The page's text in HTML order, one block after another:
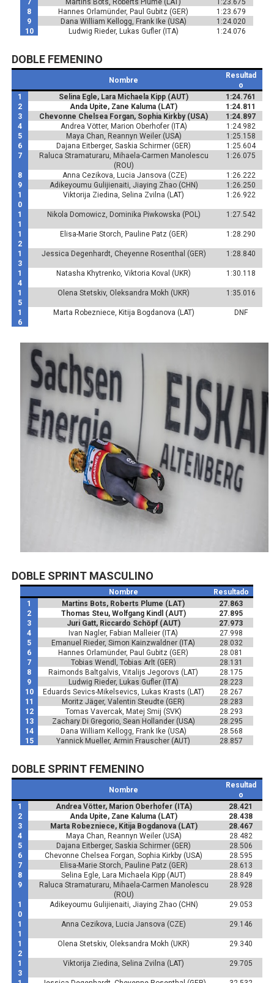
7 Martins Bots, Roberts Plume (LAT)
1:23.675
8
Hannes Orlamünder, Paul Gubitz (GER)
1:23.679
9
Dana William Kellogg, Frank Ike (USA)
1:24.020
10
Ludwig Rieder, Lukas Gufler (ITA) 1:24.076
DOBLE FEMENINO
Nombre
Resultad
o
1
Selina Egle, Lara Michaela Kipp (AUT)
1:24.761
2
Anda Upite, Zane Kaluma (LAT)
1:24.811
3
Chevonne Chelsea Forgan, Sophia Kirkby (USA)
1:24.897
4
Andrea Vötter, Marion Oberhofer (ITA)
1:24.982
5
Maya Chan, Reannyn Weiler (USA)
1:25.158
6
Dajana Eitberger, Saskia Schirmer (GER)
1:25.604
7
Raluca Stramaturaru, Mihaela-Carmen Manolescu
(ROU)
1:26.075
8 Anna Cezikova, Lucia Jansova (CZE)
1:26.222
9
Adikeyoumu Gulijienaiti, Jiaying Zhao (CHN)
1:26.250
1
0
Viktorija Ziedina, Selina Zvilna (LAT) 1:26.922
1
1
Nikola Domowicz, Dominika Piwkowska (POL) 1:27.542
1
2
Elisa-Marie Storch, Pauline Patz (GER) 1:28.290
1
3
Jessica Degenhardt, Cheyenne Rosenthal (GER) 1:28.840
1
4
Natasha Khytrenko, Viktoria Koval (UKR) 1:30.118
1
5
Olena Stetskiv, Oleksandra Mokh (UKR) 1:35.016
1
6
Marta Robezniece, Kitija Bogdanova (LAT) DNF
DOBLE SPRINT MASCULINO
Nombre
Resultado
1
Martins Bots, Roberts Plume (LAT)
27.863
2
Thomas Steu, Wolfgang Kindl (AUT)
27.895
3
Juri Gatt, Riccardo Schöpf (AUT)
27.973
4
Ivan Nagler, Fabian Malleier (ITA)
27.998
5
Emanuel Rieder, Simon Kainzwaldner (ITA)
28.032
6
Hannes Orlamünder, Paul Gubitz (GER)
28.081
7
Tobias Wendl, Tobias Arlt (GER)
28.131
8
Raimonds Baltgalvis, Vitalijs Jegorovs (LAT)
28.175
9
Ludwig Rieder, Lukas Gufler (ITA)
28.223
10
Eduards Sevics-Mikelsevics, Lukas Krasts (LAT)
28.267
11
Moritz Jäger, Valentin Steudte (GER)
28.283
12
Tomas Vavercak, Matej Smij (SVK)
28.293
13
Zachary Di Gregorio, Sean Hollander (USA)
28.295
14
Dana William Kellogg, Frank Ike (USA)
28.568
15
Yannick Mueller, Armin Frauscher (AUT) 28.857
DOBLE SPRINT FEMENINO
Nombre
Resultad
o
1
Andrea Vötter, Marion Oberhofer (ITA)
28.421
2
Anda Upite, Zane Kaluma (LAT)
28.438
3
Marta Robezniece, Kitija Bogdanova (LAT)
28.467
4
Maya Chan, Reannyn Weiler (USA)
28.482
5
Dajana Eitberger, Saskia Schirmer (GER)
28.506
6
Chevonne Chelsea Forgan, Sophia Kirkby (USA)
28.595
7
Elisa-Marie Storch, Pauline Patz (GER)
28.613
8
Selina Egle, Lara Michaela Kipp (AUT)
28.849
9
Raluca Stramaturaru, Mihaela-Carmen Manolescu
(ROU)
28.928
1
0
Adikeyoumu Gulijienaiti, Jiaying Zhao (CHN) 29.053
1
1
Anna Cezikova, Lucia Jansova (CZE) 29.146
1
2
Olena Stetskiv, Oleksandra Mokh (UKR) 29.340
1
3
Viktorija Ziedina, Selina Zvilna (LAT) 29.705